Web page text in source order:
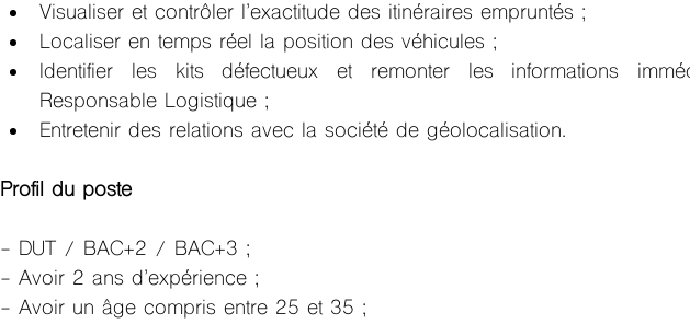
Visualiser et contrôler l’exactitude des itinéraires empruntés ;
Localiser en temps réel la position des véhicules ;
Identifier les kits défectueux et remonter les informations
Responsable Logistique ;
Entretenir des relations avec la société de géolocalisation.
Profil du poste
- DUT / BAC+2 / BAC+3 ;
- Avoir 2 ans d’expérience ;
- Avoir un âge compris entre 25 et 35 ;